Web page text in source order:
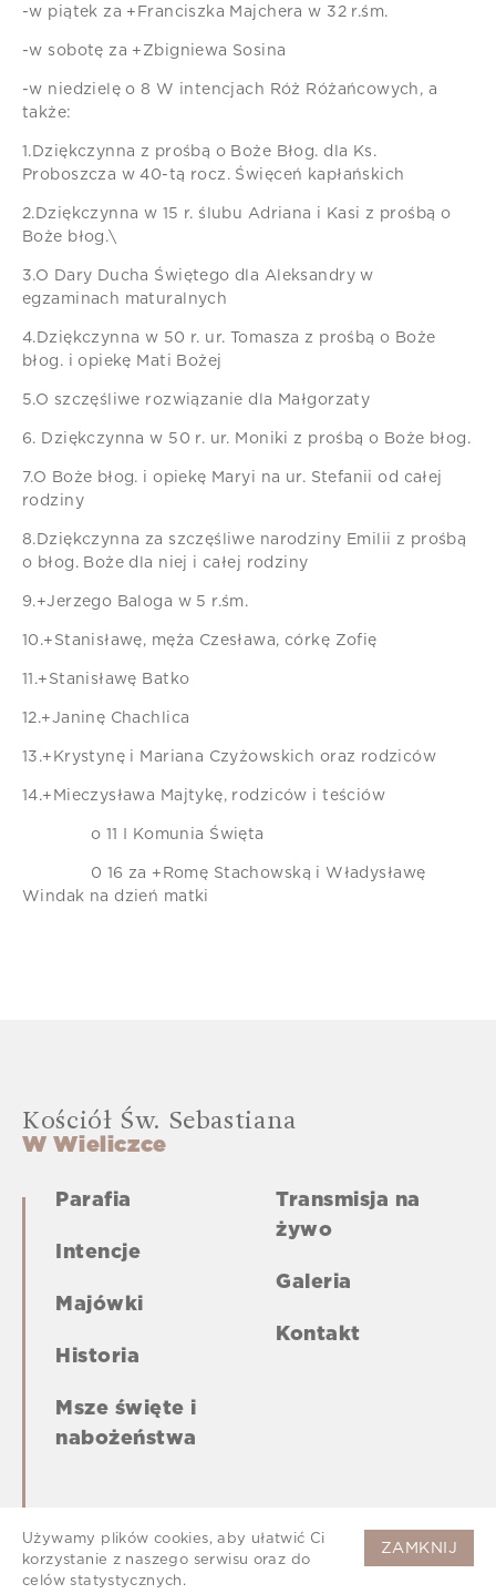
-w piątek za +Franciszka Majchera w 32 r.śm.
-w sobotę za +Zbigniewa Sosina
-w niedzielę o 8 W intencjach Róż Różańcowych, a
także:
1.Dziękczynna z prośbą o Boże Błog. dla Ks.
Proboszcza w 40-tą rocz. Święceń kapłańskich
2.Dziękczynna w 15 r. ślubu Adriana i Kasi z prośbą o
Boże błog.\
3.O Dary Ducha Świętego dla Aleksandry w
egzaminach maturalnych
4.Dziękczynna w 50 r. ur. Tomasza z prośbą o Boże
błog. i opiekę Mati Bożej
5.O szczęśliwe rozwiązanie dla Małgorzaty
6. Dziękczynna w 50 r. ur. Moniki z prośbą o Boże błog.
7.O Boże błog. i opiekę Maryi na ur. Stefanii od całej
rodziny
8.Dziękczynna za szczęśliwe narodziny Emilii z prośbą
o błog. Boże dla niej i całej rodziny
9.+Jerzego Baloga w 5 r.śm.
10.+Stanisławę, męża Czesława, córkę Zofię
11.+Stanisławę Batko
12.+Janinę Chachlica
13.+Krystynę i Mariana Czyżowskich oraz rodziców
14.+Mieczysława Majtykę, rodziców i teściów
o 11 I Komunia Święta
0 16 za +Romę Stachowską i Władysławę
Windak na dzień matki
Kościół Św. Sebastiana
W Wieliczce
Parafia
Intencje
Majówki
Historia
Msze święte i
nabożeństwa
Transmisja na
żywo
Galeria
Kontakt
ZAMKNIJ
Używamy plików cookies, aby ułatwić Ci
korzystanie z naszego serwisu oraz do
celów statystycznych.